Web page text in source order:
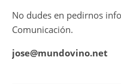
No dudes en pedirnos
Comunicación.
jose@mundovino.net